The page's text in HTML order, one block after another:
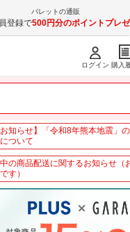
パレットの通販
登録で500円分のポイントプレゼ
ログイン 購入
お知らせ】「令和8年熊本地震」
ついて
の商品配送に関するお知らせ（
す）